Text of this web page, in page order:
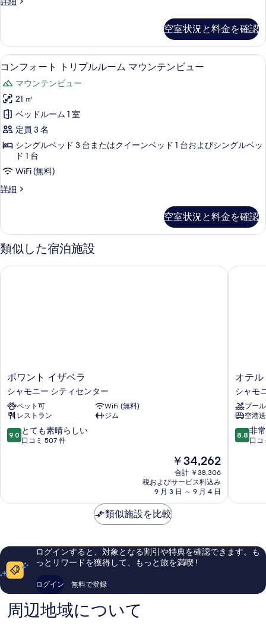
を
表
示
す
る
の
詳
細
空室状況と料金を確認
コ
ン
フ
ォ
ー
ト
リ
プ
ー
ム
ウ
の
す
べ
て
を
る
コンフォート トリプルルーム マウ
6
コンフォート トリプルルーム マウンテンビュー
マウンテンビュー
21 ㎡
ベッドルーム 1 室
定員 3 名
シングルベッド 3 台またはクイーンベッド 1 台およびシングルベッ
ド 1 台
WiFi (無料)
詳細
コ
ー
ト
ト
プ
ビ
ー
空室状況と料金を確認
類似した宿泊施設
ポ
ワ
ン
ト
イ
ザ
ベ
ー
セ
タ
ー
ポワント イザベラ
シャモニー シティセンター
ペット可
WiFi (無料)
レストラン
ジム
10
段
も
し
口
コ
507
件
9.0 とても素晴らしい
口コミ 507 件
現
在
の
料
金
は
￥34,262
￥34,262
合計 ￥38,306
税およびサービス料込み
9 月 3 日 ～ 9 月 4 日
ポワント イザベラ
オ
テ
ル
レ
ゼ
グ
ロ
ー
ニ
ー
オテ
シャモ
プール
空港
10
段
に
コ
ミ
8.8 非
口コ
オテル
類似施設を比較
ログインすると、対象となる割引や特典を確認できます。も
っとリワードを獲得して、もっと旅を満喫 !
ログイン 無料で登録
周辺地域について